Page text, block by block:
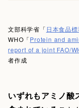
文部科学省「 日本食品
WHO「Protein and
report of a joint FAO/
者作成
いずれもアミノ酸